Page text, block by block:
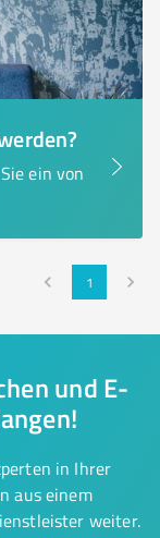
ein von
1
und E-
in Ihrer
aus einem
weiter.